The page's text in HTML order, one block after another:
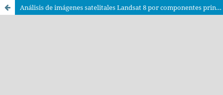
Análisis de imágenes satelitales Landsat 8 por componentes principales y MNF para la detección de zonas del derrame de petróleo Repsol en la Costa Peruana